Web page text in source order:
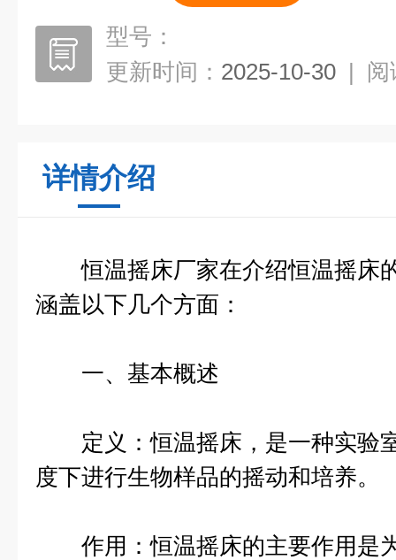
型号：
更新时间： 2025-10-30 | 阅
详情介绍
恒温摇床厂家在介绍恒温摇床
涵盖以下几个方面：
一、基本概述
定义：恒温摇床，是一种实验
度下进行生物样品的摇动和培养。
作用：恒温摇床的主要作用是